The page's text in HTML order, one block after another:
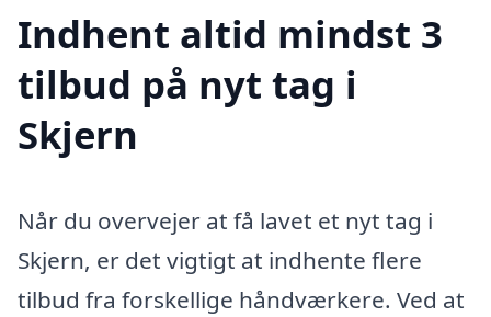
Indhent altid mindst 3
tilbud på nyt tag i
Skjern
Når du overvejer at få lavet et nyt tag i
Skjern, er det vigtigt at indhente flere
tilbud fra forskellige håndværkere. Ved at